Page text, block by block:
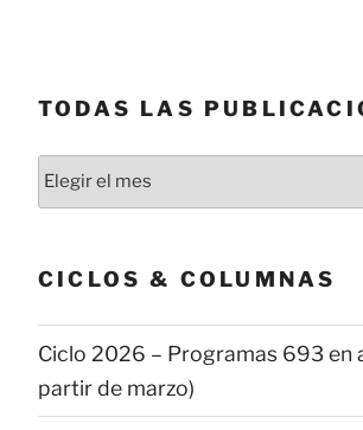
TODAS LAS
Todas
CICLOS & COLUMNAS
Ciclo 2026 – Programas 693 en
partir de marzo)